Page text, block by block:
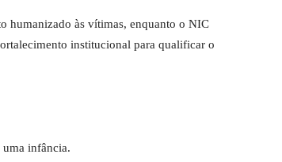
humanizado às vítimas, enquanto o NIC
institucional para qualificar o
infância.